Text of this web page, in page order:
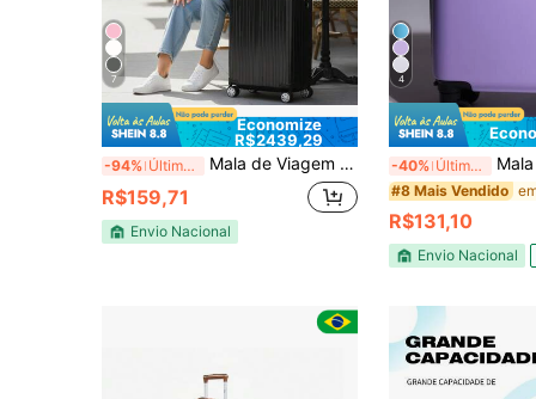
7
Economize
R$2439,29
-94% Últimos 2 dias Mala de Viagem Bordo Expansiva Zíper Duplas Abs Estrutura Resistente Com 4 Rodas Removíveis 10KG Leva na Cabine Haste Telescópica Ajustável Cadeado Senha Numérica Segura
R$159,71
Envio Nacional
4
-40% Últimos 2 dias Mala De Bordo 10 kg
#8 Mais Vendido
R$131,10
Envio Nacional